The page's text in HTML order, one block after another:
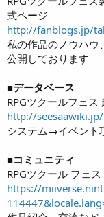
式ページ
http://fanblogs.jp/
私の作品のノウハウ
公開しております
■データベース
RPGツクールフェス
http://
システム→イベント
■コミュニティ
RPGツクール フェ
https://